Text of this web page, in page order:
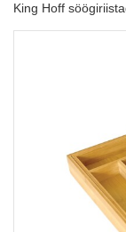
King Hoff